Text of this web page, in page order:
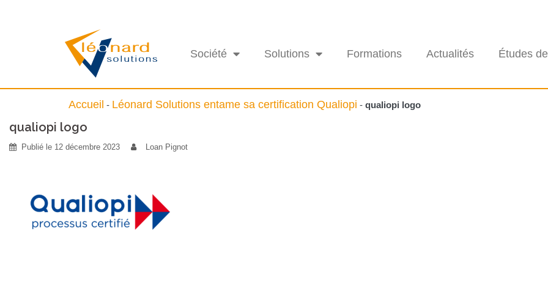
Société Solutions Formations Actualités Études
Accueil - Léonard Solutions entame sa certification Qualiopi - qualiopi logo
qualiopi logo
Publié le 12 décembre 2023 Loan Pignot